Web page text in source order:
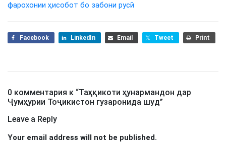
фарохонии ҳисобот бо забони русӣ
Facebook LinkedIn Email Tweet Print
0 комментария к “Таҳқикоти ҳунармандон дар
Ҷумҳурии Тоҷикистон гузаронида шуд”
Leave a Reply
Your email address will not be published.